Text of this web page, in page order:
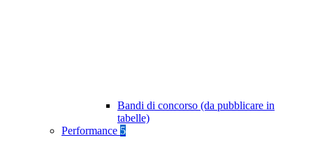
Bandi di concorso (da pubblicare in
tabelle)
Performance 5